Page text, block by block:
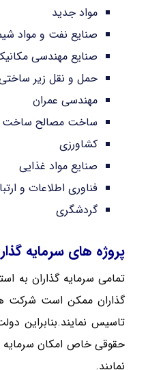
مواد جدید
صنایع نفت و مواد
صنایع مهندسی
حمل و نقل زیر
مهندسی عمران
ساخت مصالح ساخت
کشاورزی
صنایع مواد غذایی
فناوری اطلاعات و
گردشگری
پروژه های سرمایه
تمامی سرمایه گذاران به
گذاران ممکن است شرکت
تاسیس نمایند.بنابراین
حقوقی خاص امکان سرمایه
نمایند.